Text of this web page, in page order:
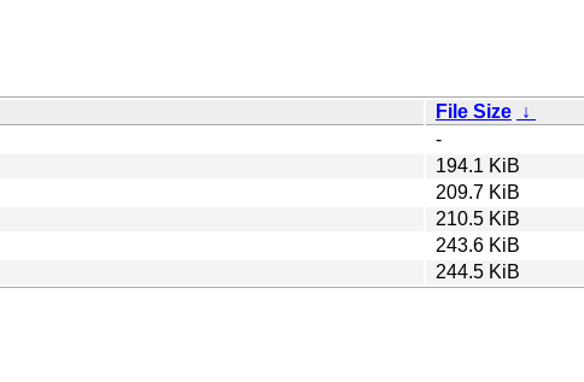
File Size ↓
-
194.1 KiB
209.7 KiB
210.5 KiB
243.6 KiB
244.5 KiB